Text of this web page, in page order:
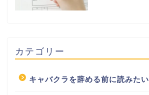
カテゴリー
キャバクラを辞める前に読みたい